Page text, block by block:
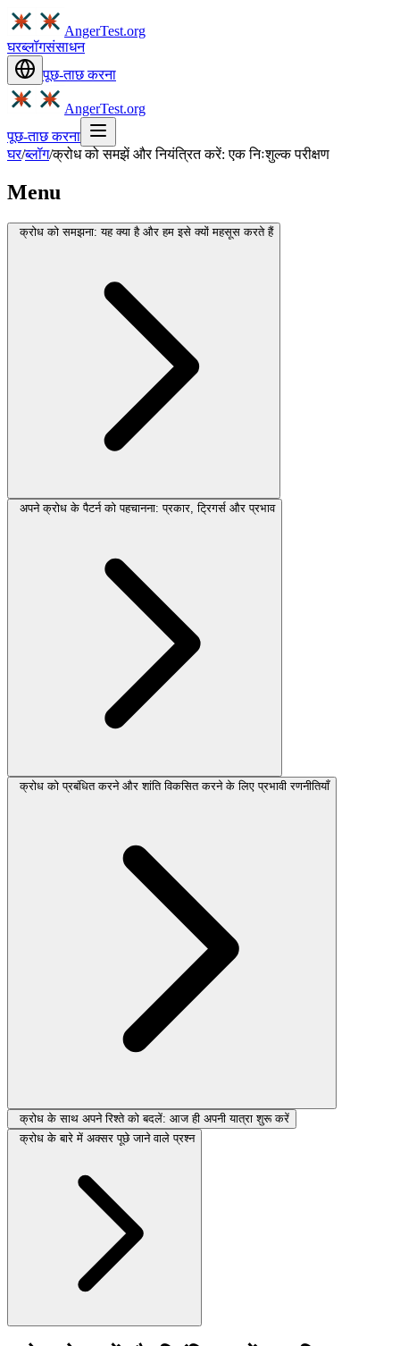
AngerTest.org
घरब्लॉगसंसाधन
पूछ-ताछ करना
AngerTest.org
पूछ-ताछ करना
घर/ब्लॉग/क्रोध को समझें और नियंत्रित करें: एक निःशुल्क परीक्षण
Menu
क्रोध को समझना: यह क्या है और हम इसे क्यों महसूस करते हैं
अपने क्रोध के पैटर्न को पहचानना: प्रकार, ट्रिगर्स और प्रभाव
क्रोध को प्रबंधित करने और शांति विकसित करने के लिए प्रभावी रणनीतियाँ
क्रोध के साथ अपने रिश्ते को बदलें: आज ही अपनी यात्रा शुरू करें
क्रोध के बारे में अक्सर पूछे जाने वाले प्रश्न